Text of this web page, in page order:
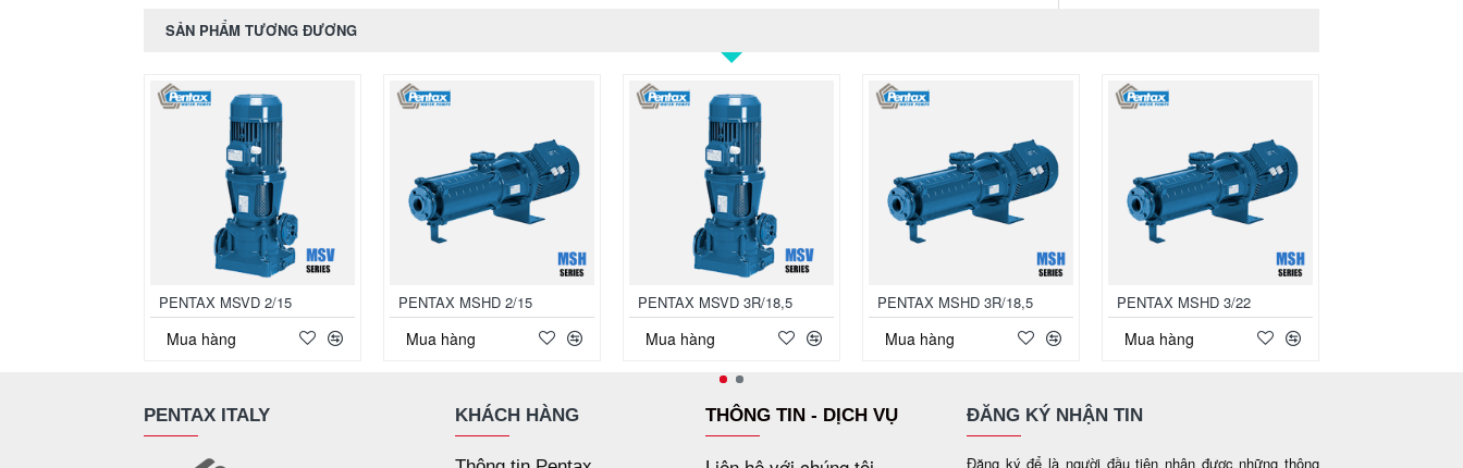
SẢN PHẨM TƯƠNG ĐƯƠNG
PENTAX MSVD 2/15
Mua hàng
PENTAX MSHD 2/15
Mua hàng
PENTAX MSVD 3R/18,5
Mua hàng
PENTAX MSHD 3R/18,5
Mua hàng
PENTAX MSHD 3/22
Mua hàng
PENTAX ITALY KHÁCH HÀNG THÔNG TIN - DỊCH VỤ ĐĂNG KÝ NHẬN TIN
Đăng ký để là người đầu tiên nhận được những thông